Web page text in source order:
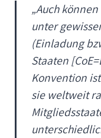
„Auch
unter
(Einladung
Staaten
Konvention
sie weltweit